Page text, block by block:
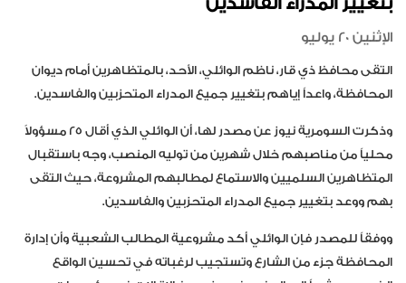
الإثنين 20 يوليو
التقى محافظ ذي قار، ناظم الوائلي، الأحد، بالمتظاهرين أمام ديوان
المحافظة، واعداً إياهم بتغيير جميع المدراء المتحزبين والفاسدين.
وذكرت السومرية نيوز عن مصدر لها، أن الوائلي الذي أقال 25 مسؤولاً
محلياً من مناصبهم خلال شهرين من توليه المنصب، وجه باستقبال
المتظاهرين السلميين والاستماع لمطالبهم المشروعة، حيث التقى
بهم ووعد بتغيير جميع المدراء المتحزبين والفاسدين.
ووفقاً للمصدر فإن الوائلي أكد مشروعية المطالب الشعبية وأن إدارة
المحافظة جزء من الشارع وتستجيب لرغباته في تحسين الواقع